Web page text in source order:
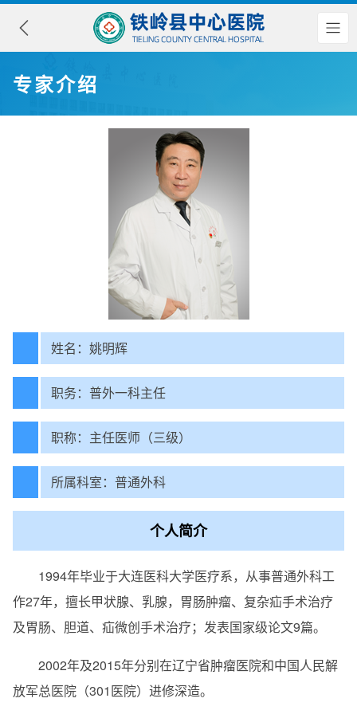
专家介绍
姓名：姚明辉
职务：普外一科主任
职称：主任医师（三级）
所属科室：普通外科
个人简介
1994年毕业于大连医科大学医疗系，从事普通外科工
作27年，擅长甲状腺、乳腺，胃肠肿瘤、复杂疝手术治疗
及胃肠、胆道、疝微创手术治疗；发表国家级论文9篇。
2002年及2015年分别在辽宁省肿瘤医院和中国人民解
放军总医院（301医院）进修深造。